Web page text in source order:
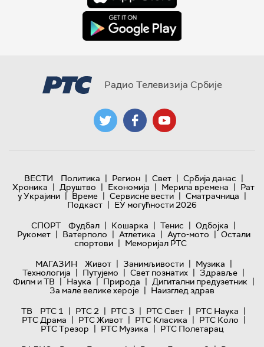
Радио Телевизија Србије
ВЕСТИ Политика | Регион | Свет | Србија данас |
Хроника | Друштво | Економија | Мерила времена | Рат
у Украјини | Време | Сервисне вести | Сматрачница |
Подкаст | ЕУ могућности 2026
СПОРТ
Фудбал | Кошарка | Тенис | Одбојка |
Рукомет | Ватерполо | Атлетика | Ауто-мото | Остали
спортови | Меморијал РТС
МАГАЗИН
Живот | Занимљивости | Музика |
Технологијa | Путујемо | Свет познатих | Здравље |
Филм и ТВ | Наука | Природа | Дигитални предузетник |
За мале велике хероје | Наизглед здрав
ТВ
РТС 1 | РТС 2 | РТС 3 | РТС Свет | РТС Наука |
РТС Драма | РТС Живот | РТС Класика | РТС Коло |
РТС Трезор | РТС Музика | РТС Полетарац